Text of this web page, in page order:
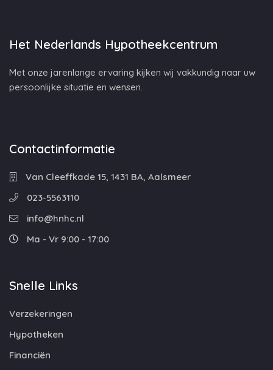
Het Nederlands Hypotheekcentrum
Met onze jarenlange ervaring kijken wij vakkundig naar uw
persoonlijke situatie en wensen.
Contactinformatie
Van Cleeffkade 15, 1431 BA, Aalsmeer
023-5563110
info@hnhc.nl
Ma - Vr 9:00 - 17:00
Snelle Links
Verzekeringen
Hypotheken
Financiën